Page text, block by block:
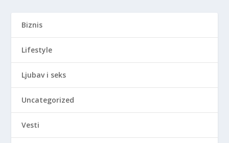
Biznis
Lifestyle
Ljubav i seks
Uncategorized
Vesti